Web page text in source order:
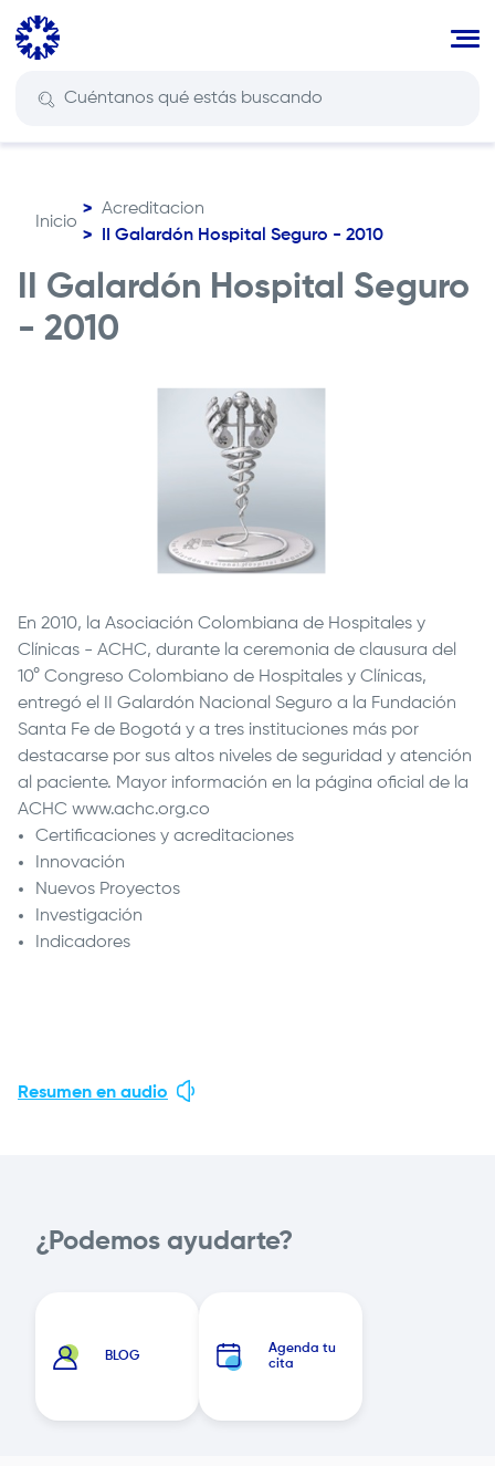
Pasar
principal
navegación
Inicio
Acreditacion
II Galardón Hospital Seguro - 2010
II Galardón Hospital Seguro
- 2010
En 2010, la Asociación Colombiana de Hospitales y
Clínicas - ACHC, durante la ceremonia de clausura del
10° Congreso Colombiano de Hospitales y Clínicas,
entregó el II Galardón Nacional Seguro a la Fundación
Santa Fe de Bogotá y a tres instituciones más por
destacarse por sus altos niveles de seguridad y atención
al paciente. Mayor información en la página oficial de la
ACHC www.achc.org.co
Certificaciones y acreditaciones
Innovación
Nuevos Proyectos
Investigación
Indicadores
Resumen en audio
¿Podemos ayudarte?
BLOG
Agenda tu
cita